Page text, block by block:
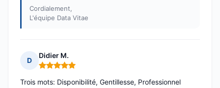
Cordialement,
L'équipe Data Vitae
D
Didier M.
Note : 5 sur 5
Trois mots: Disponibilité, Gentillesse, Professionnel